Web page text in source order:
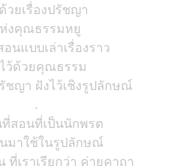
วยเรื่องปรัชญา
งคุณธรรมหยู
อนแบบเล่าเรื่องราว
ว้ด้วยคุณธรรม
ชญา ฝังไว้เชิงรูปลักษณ์
.
สอนที่เป็นนักพรต
มาใช้ในรูปลักษณ์
ที่เราเรียกว่า ค่ายคาถา